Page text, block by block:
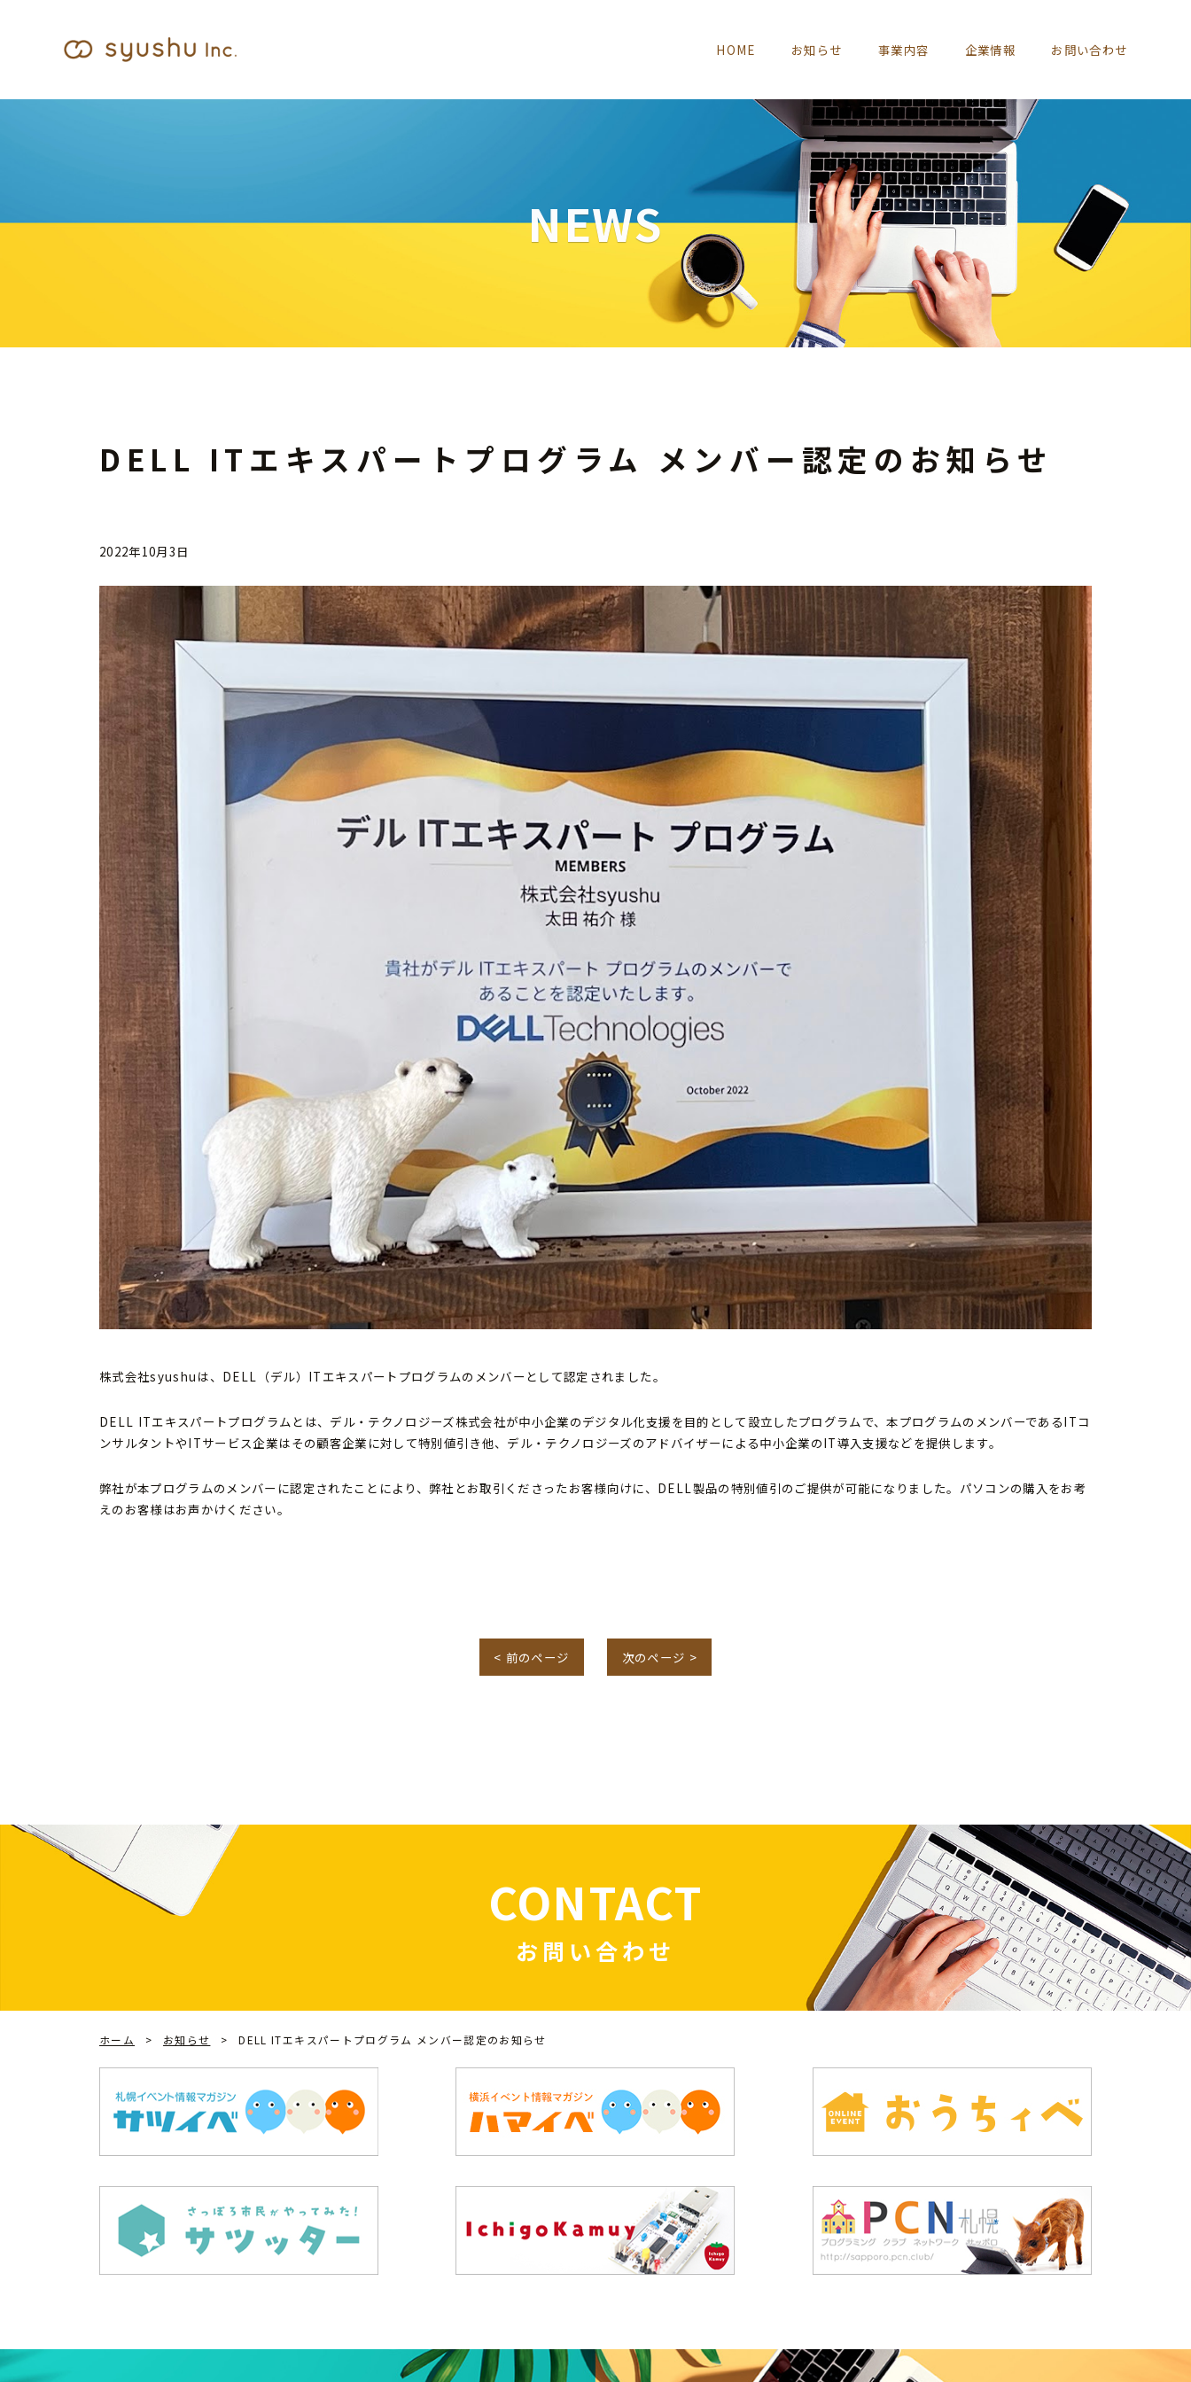
HOME お知らせ 事業内容 企業情報 お問い合わせ
NEWS
DELL ITエキスパートプログラム メンバー認定のお知らせ
2022年10月3日
株式会社syushuは、DELL（デル）ITエキスパートプログラムのメンバーとして認定されました。
DELL ITエキスパートプログラムとは、デル・テクノロジーズ株式会社が中小企業のデジタル化支援を目的として設立したプログラムで、本プログラムのメンバーであるITコ
ンサルタントやITサービス企業はその顧客企業に対して特別値引き他、デル・テクノロジーズのアドバイザーによる中小企業のIT導入支援などを提供します。
弊社が本プログラムのメンバーに認定されたことにより、弊社とお取引くださったお客様向けに、DELL製品の特別値引のご提供が可能になりました。パソコンの購入をお考
えのお客様はお声かけください。
< 前のページ 次のページ >
CONTACT
お問い合わせ
ホーム お知らせ DELL ITエキスパートプログラム メンバー認定のお知らせ